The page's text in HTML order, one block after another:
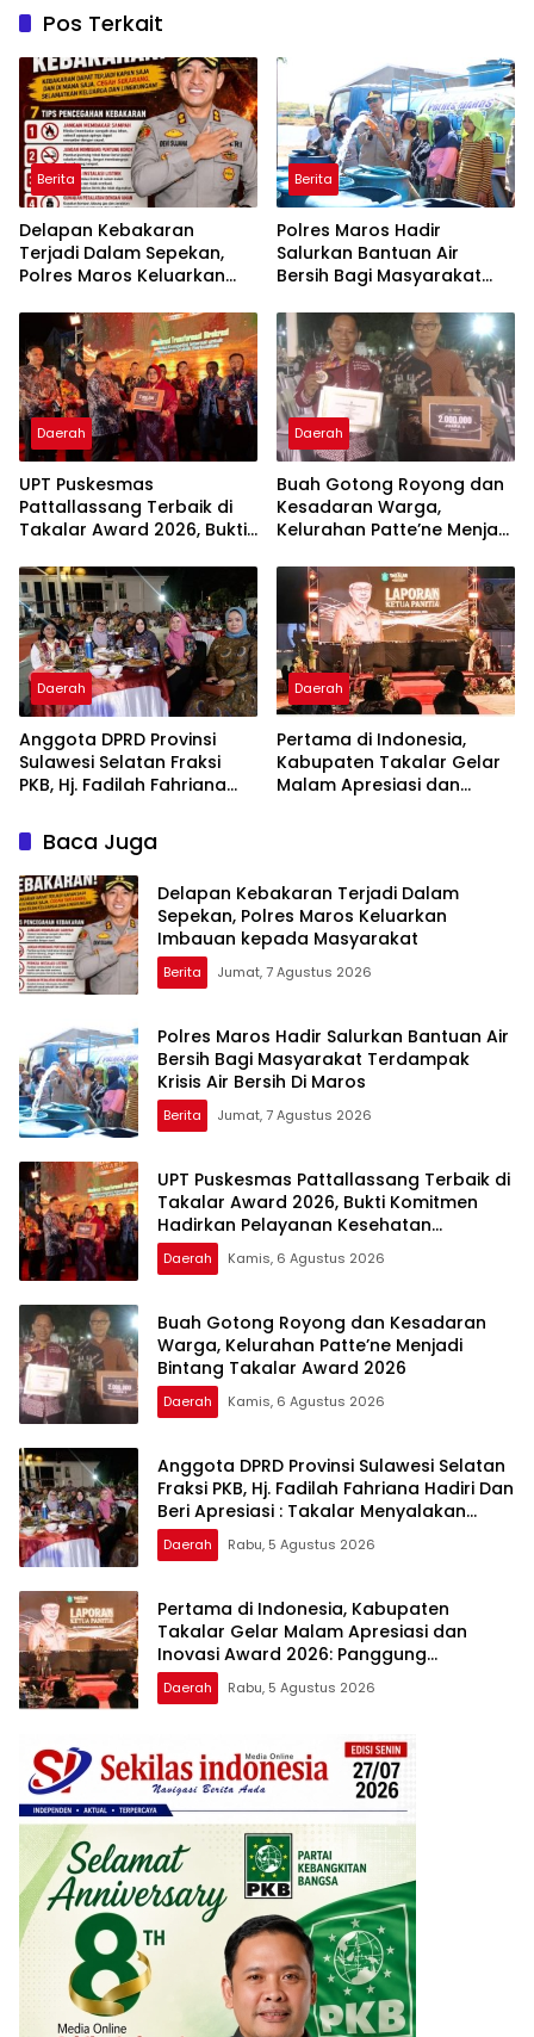
Pos Terkait
Berita
Delapan Kebakaran
Terjadi Dalam Sepekan,
Polres Maros Keluarkan
Masyarakat
Berita
Polres Maros Hadir
Salurkan Bantuan Air
Bersih Bagi Masyarakat
Di Maros
Daerah
UPT Puskesmas
Pattallassang Terbaik di
Takalar Award 2026, Bukti
Pelayanan Kesehatan
Berkualitas
Daerah
Buah Gotong Royong dan
Kesadaran Warga,
Kelurahan Patte’ne Menjadi
2026
Daerah
Anggota DPRD Provinsi
Sulawesi Selatan Fraksi
PKB, Hj. Fadilah Fahriana
Takalar Menyalakan
Lentera Pengabdian
Melalui Malam Apresiasi
dan Inovasi Award 2026
Daerah
Pertama di Indonesia,
Kabupaten Takalar Gelar
Malam Apresiasi dan
Baca Juga
Delapan Kebakaran Terjadi Dalam
Sepekan, Polres Maros Keluarkan
Imbauan kepada Masyarakat
Berita Jumat, 7 Agustus 2026
Polres Maros Hadir Salurkan Bantuan Air
Bersih Bagi Masyarakat Terdampak
Krisis Air Bersih Di Maros
Berita Jumat, 7 Agustus 2026
UPT Puskesmas Pattallassang Terbaik di
Takalar Award 2026, Bukti Komitmen
Hadirkan Pelayanan Kesehatan
Berkualitas
Daerah Kamis, 6 Agustus 2026
Buah Gotong Royong dan Kesadaran
Warga, Kelurahan Patte’ne Menjadi
Bintang Takalar Award 2026
Daerah Kamis, 6 Agustus 2026
Anggota DPRD Provinsi Sulawesi Selatan
Fraksi PKB, Hj. Fadilah Fahriana Hadiri Dan
Beri Apresiasi : Takalar Menyalakan
Lentera Pengabdian Melalui Malam
Apresiasi dan Inovasi Award 2026
Daerah Rabu, 5 Agustus 2026
Pertama di Indonesia, Kabupaten
Takalar Gelar Malam Apresiasi dan
Inovasi Award 2026: Panggung
Penghargaan bagi Pelayan Publik
Berprestasi
Daerah Rabu, 5 Agustus 2026